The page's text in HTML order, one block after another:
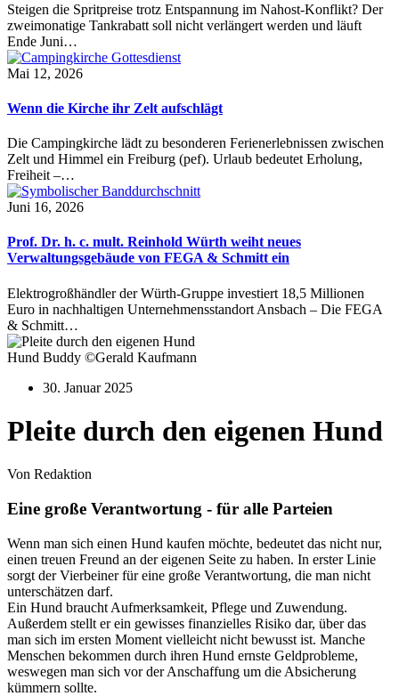
Steigen die Spritpreise trotz Entspannung im Nahost-Konflikt? Der
zweimonatige Tankrabatt soll nicht verlängert werden und läuft
Ende Juni…
Mai 12, 2026
Wenn die Kirche ihr Zelt aufschlägt
Die Campingkirche lädt zu besonderen Ferienerlebnissen zwischen
Zelt und Himmel ein Freiburg (pef). Urlaub bedeutet Erholung,
Freiheit –…
Juni 16, 2026
Prof. Dr. h. c. mult. Reinhold Würth weiht neues
Verwaltungsgebäude von FEGA & Schmitt ein
Elektrogroßhändler der Würth-Gruppe investiert 18,5 Millionen
Euro in nachhaltigen Unternehmensstandort Ansbach – Die FEGA
& Schmitt…
Hund Buddy ©Gerald Kaufmann
30. Januar 2025
Pleite durch den eigenen Hund
Von Redaktion
Eine große Verantwortung - für alle Parteien
Wenn man sich einen Hund kaufen möchte, bedeutet das nicht nur,
einen treuen Freund an der eigenen Seite zu haben. In erster Linie
sorgt der Vierbeiner für eine große Verantwortung, die man nicht
unterschätzen darf.
Ein Hund braucht Aufmerksamkeit, Pflege und Zuwendung.
Außerdem stellt er ein gewisses finanzielles Risiko dar, über das
man sich im ersten Moment vielleicht nicht bewusst ist. Manche
Menschen bekommen durch ihren Hund ernste Geldprobleme,
weswegen man sich vor der Anschaffung um die Absicherung
kümmern sollte.